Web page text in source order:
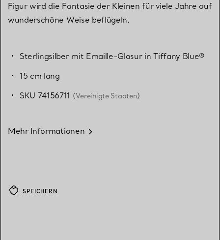
Figur wird die Fantasie der Kleinen für viele Jahre auf
wunderschöne Weise beflügeln.
Sterlingsilber mit Emaille-Glasur in Tiffany Blue®
15 cm lang
SKU 74156711 (Vereinigte Staaten)
Mehr Informationen
SPEICHERN